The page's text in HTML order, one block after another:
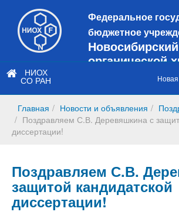
Федеральное
бюджетное
органической
Н.Н. Ворожцова
сайт
https://
НИОХ
СО РАН
Главная Новости и объявления
Поздравляем С.В. Деревяшкина с
диссертации!
Поздравляем С.В.
защитой кандидатской
диссертации!